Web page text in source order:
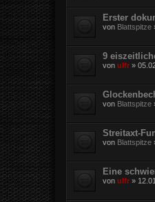
Erster
von Blattspitze
9
von ulfr »
von Blattspitze
Streitaxt-
von Blattspitze
Eine
von ulfr »